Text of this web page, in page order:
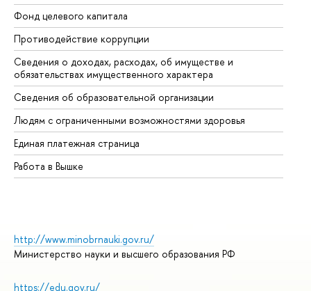
Фонд целевого капитала
Противодействие коррупции
Сведения о доходах, расходах, об имуществе и
обязательствах имущественного характера
Сведения об образовательной организации
Людям с ограниченными возможностями здоровья
Единая платежная страница
Работа в Вышке
http://www.minobrnauki.gov.ru/
Министерство науки и высшего образования РФ
https://edu.gov.ru/